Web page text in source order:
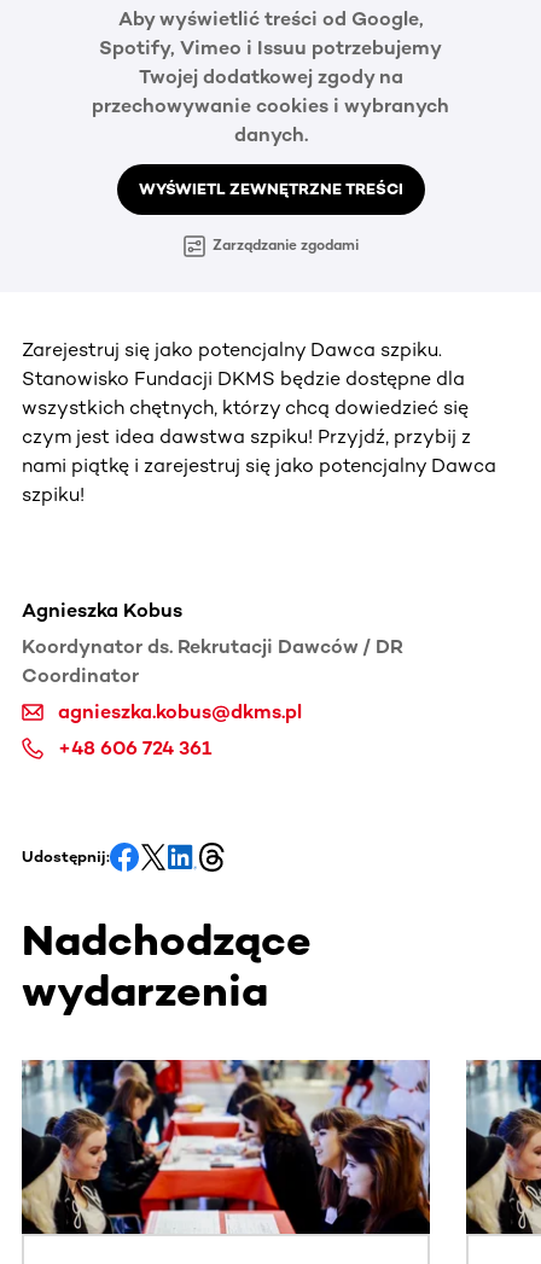
Aby wyświetlić treści od Google,
Spotify, Vimeo i Issuu potrzebujemy
Twojej dodatkowej zgody na
przechowywanie cookies i wybranych
danych.
WYŚWIETL ZEWNĘTRZNE TREŚCI
Zarządzanie zgodami
Zarejestruj się jako potencjalny Dawca szpiku.
Stanowisko Fundacji DKMS będzie dostępne dla
wszystkich chętnych, którzy chcą dowiedzieć się
czym jest idea dawstwa szpiku! Przyjdź, przybij z
nami piątkę i zarejestruj się jako potencjalny Dawca
szpiku!
Agnieszka Kobus
Koordynator ds. Rekrutacji Dawców / DR
Coordinator
agnieszka.kobus@dkms.pl
+48 606 724 361
Udostępnij:
Nadchodzące
wydarzenia
Ta sekcja zawiera treści przewijane w poziomie. Użyj